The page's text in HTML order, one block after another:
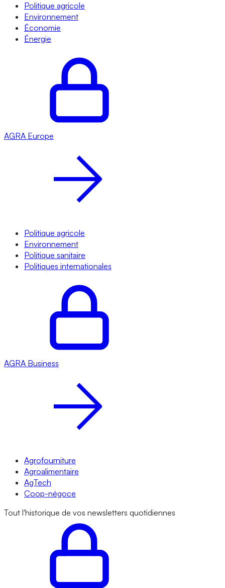
Politique agricole
Environnement
Économie
Énergie
AGRA Europe
Politique agricole
Environnement
Politique sanitaire
Politiques internationales
AGRA Business
Agrofourniture
Agroalimentaire
AgTech
Coop-négoce
Tout l'historique de vos newsletters quotidiennes